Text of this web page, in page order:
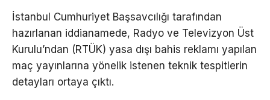
İstanbul Cumhuriyet Başsavcılığı tarafından
hazırlanan iddianamede, Radyo ve Televizyon Üst
Kurulu’ndan (RTÜK) yasa dışı bahis reklamı yapılan
maç yayınlarına yönelik istenen teknik tespitlerin
detayları ortaya çıktı.